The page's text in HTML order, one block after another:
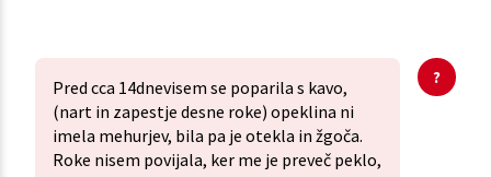
Pred cca 14dnevisem se poparila s kavo,
(nart in zapestje desne roke) opeklina ni
imela mehurjev, bila pa je otekla in žgoča.
Roke nisem povijala, ker me je preveč peklo,